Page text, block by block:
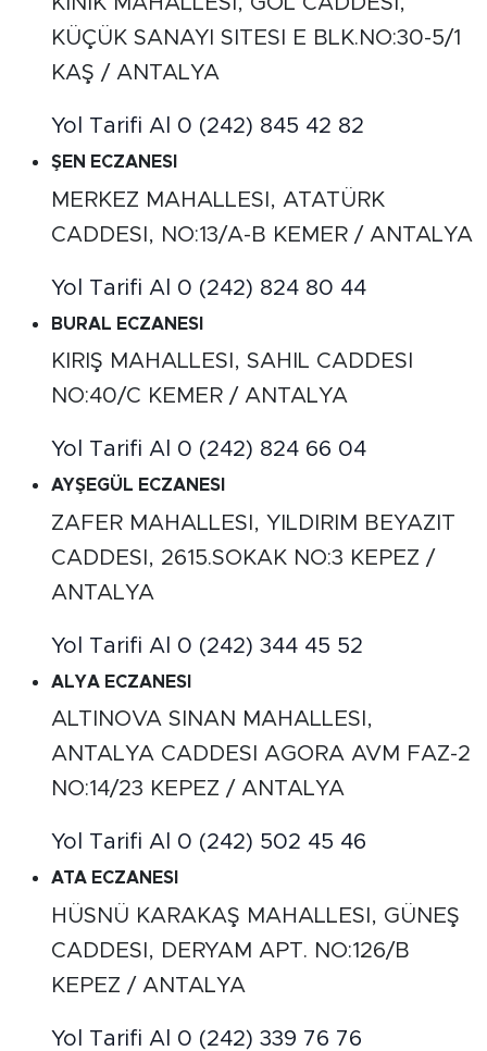
KÜÇÜK SANAYI SITESI E BLK.NO:30-5/1
KAŞ / ANTALYA
Yol Tarifi Al 0 (242) 845 42 82
ŞEN ECZANESI
MERKEZ MAHALLESI, ATATÜRK
CADDESI, NO:13/A-B KEMER / ANTALYA
Yol Tarifi Al 0 (242) 824 80 44
BURAL ECZANESI
KIRIŞ MAHALLESI, SAHIL CADDESI
NO:40/C KEMER / ANTALYA
Yol Tarifi Al 0 (242) 824 66 04
AYŞEGÜL ECZANESI
ZAFER MAHALLESI, YILDIRIM BEYAZIT
CADDESI, 2615.SOKAK NO:3 KEPEZ /
ANTALYA
Yol Tarifi Al 0 (242) 344 45 52
ALYA ECZANESI
ALTINOVA SINAN MAHALLESI,
ANTALYA CADDESI AGORA AVM FAZ-2
NO:14/23 KEPEZ / ANTALYA
Yol Tarifi Al 0 (242) 502 45 46
ATA ECZANESI
HÜSNÜ KARAKAŞ MAHALLESI, GÜNEŞ
CADDESI, DERYAM APT. NO:126/B
KEPEZ / ANTALYA
Yol Tarifi Al 0 (242) 339 76 76